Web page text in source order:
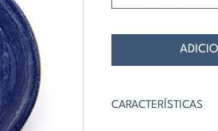
CARACTERÍSTICAS